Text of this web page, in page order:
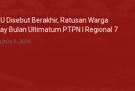
Disebut Berakhir, Ratusan Warga
Bulan Ultimatum PTPN I Regional 7
1, 2026